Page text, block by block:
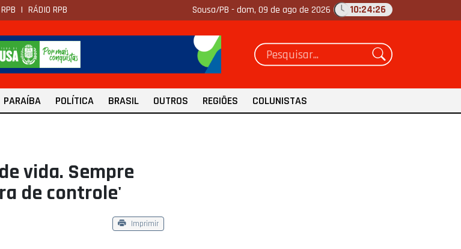
| RÁDIO RPB Sousa/PB -dom, 09 de ago de 2026 10:24:27
PARAÍBA POLÍTICA BRASIL OUTROS REGIÕES COLUNISTAS
vida. Sempre
de controle'
Imprimir